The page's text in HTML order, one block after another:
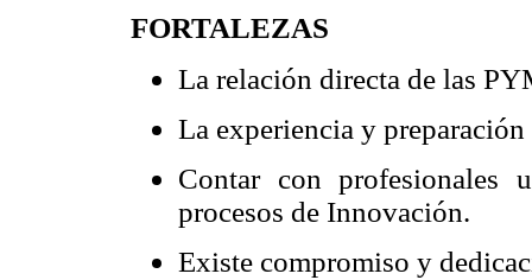
FORTALEZAS
La relación directa de las
La experiencia y
Contar con profesionales
procesos de Innovación.
Existe compromiso y